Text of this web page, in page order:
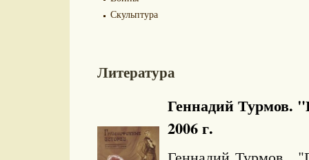
Скульптура
Литература
Геннадий Турмов.
2006 г.